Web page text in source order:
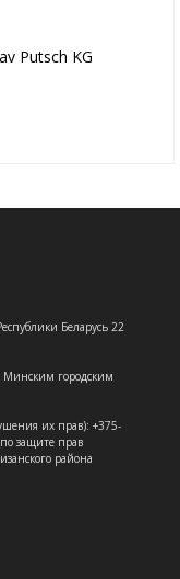
Putsch KG
Беларусь 22
Минским городским
их прав): +375-
защите прав
района